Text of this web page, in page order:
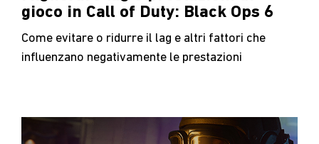
gioco in Call of Duty: Black Ops 6
Come evitare o ridurre il lag e altri fattori che
influenzano negativamente le prestazioni